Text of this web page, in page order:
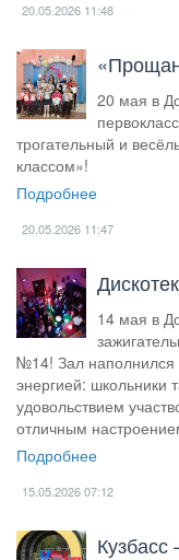
20.05.2026 11:48
20 мая в
трогательный и
классом»!
Подробнее
20.05.2026 11:47
14 мая в
№14! Зал наполнился
энергией: школьники
удовольствием
отличным
Подробнее
15.05.202607:12